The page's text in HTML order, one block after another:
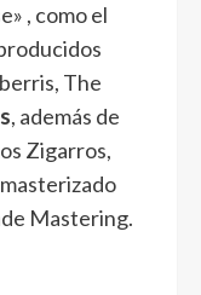
, como el
The
, además de
Zigarros,
Mastering.